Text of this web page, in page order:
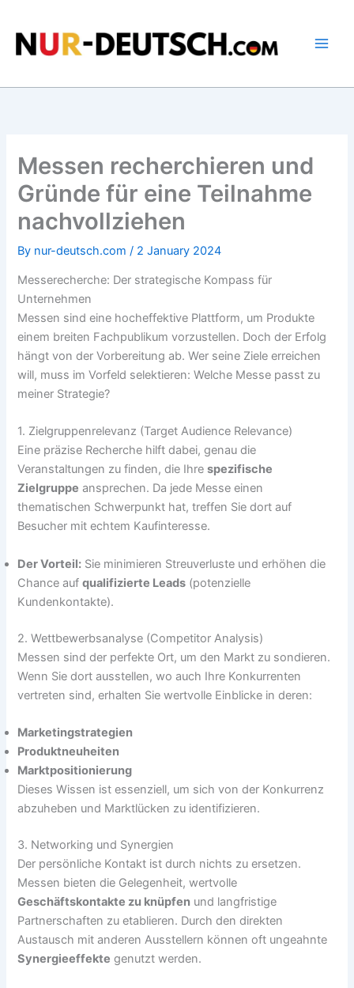
content
Messen recherchieren und
Gründe für eine Teilnahme
nachvollziehen
By nur-deutsch.com / 2 January 2024
Messerecherche: Der strategische Kompass für
Unternehmen
Messen sind eine hocheffektive Plattform, um Produkte
einem breiten Fachpublikum vorzustellen. Doch der Erfolg
hängt von der Vorbereitung ab. Wer seine Ziele erreichen
will, muss im Vorfeld selektieren: Welche Messe passt zu
meiner Strategie?
1. Zielgruppenrelevanz (Target Audience Relevance)
Eine präzise Recherche hilft dabei, genau die
Veranstaltungen zu finden, die Ihrespezifische
Zielgruppe ansprechen. Da jede Messe einen
thematischen Schwerpunkt hat, treffen Sie dort auf
Besucher mit echtem Kaufinteresse.
Der Vorteil: Sie minimieren Streuverluste und erhöhen die
Chance aufqualifizierte Leads (potenzielle
Kundenkontakte).
2. Wettbewerbsanalyse (Competitor Analysis)
Messen sind der perfekte Ort, um den Markt zu sondieren.
Wenn Sie dort ausstellen, wo auch Ihre Konkurrenten
vertreten sind, erhalten Sie wertvolle Einblicke in deren:
Marketingstrategien
Produktneuheiten
Marktpositionierung
Dieses Wissen ist essenziell, um sich von der Konkurrenz
abzuheben und Marktlücken zu identifizieren.
3. Networking und Synergien
Der persönliche Kontakt ist durch nichts zu ersetzen.
Messen bieten die Gelegenheit, wertvolle
Geschäftskontakte zu knüpfen und langfristige
Partnerschaften zu etablieren. Durch den direkten
Austausch mit anderen Ausstellern können oft ungeahnte
Synergieeffekte genutzt werden.